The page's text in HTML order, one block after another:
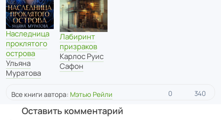
Наследница
проклятого
острова
Ульяна
Муратова
Лабиринт
призраков
Карлос Руис
Сафон
Все книги автора: Мэтью Рейли 0 340
Оставить комментарий